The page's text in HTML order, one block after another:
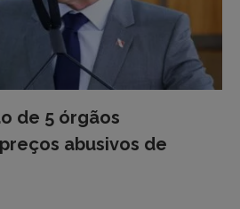
de 5 órgãos
abusivos de